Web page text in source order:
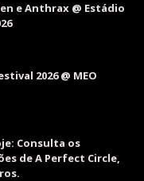
e Anthrax @ Estádio
2026 @ MEO
Consulta os
de A Perfect Circle,